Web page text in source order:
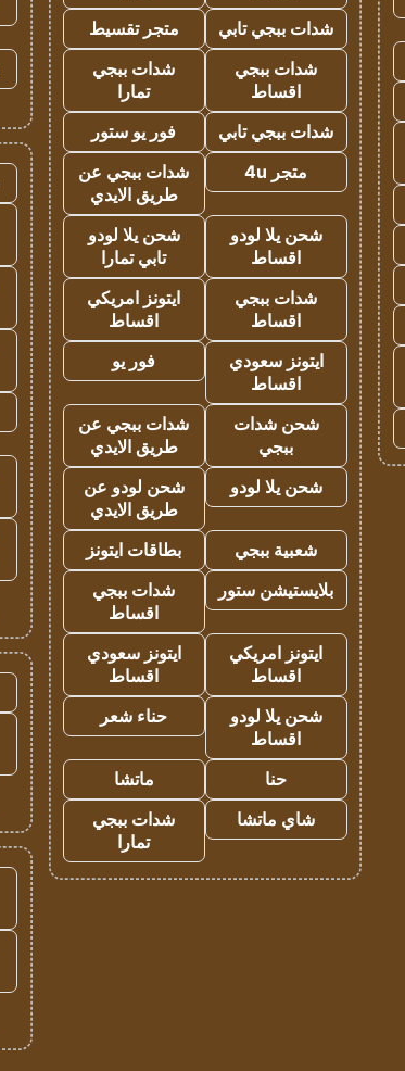
شدات ببجي تابي
متجر تقسيط
شدات ببجي
اقساط
شدات ببجي
تمارا
شدات ببجي تابي
فور يو ستور
متجر 4u
شدات ببجي عن
طريق الايدي
شحن يلا لودو
اقساط
شحن يلا لودو
تابي تمارا
شدات ببجي
اقساط
ايتونز امريكي
اقساط
ايتونز سعودي
اقساط
فور يو
شحن شدات
ببجي
شدات ببجي عن
طريق الايدي
شحن يلا لودو
شحن لودو عن
طريق الايدي
شعبية ببجي
بطاقات ايتونز
بلايستيشن ستور
شدات ببجي
اقساط
ايتونز امريكي
اقساط
ايتونز سعودي
اقساط
شحن يلا لودو
اقساط
حناء شعر
حنا
ماتشا
شاي ماتشا
شدات ببجي
تمارا